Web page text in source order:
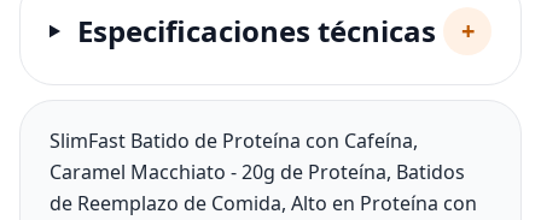
Especificaciones técnicas +
SlimFast Batido de Proteína con Cafeína,
Caramel Macchiato - 20g de Proteína, Batidos
de Reemplazo de Comida, Alto en Proteína con